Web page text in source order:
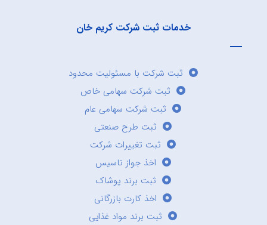
خدمات ثبت شرکت کریم خان
ثبت شرکت با مسئولیت محدود
ثبت شرکت سهامی خاص
ثبت شرکت سهامی عام
ثبت طرح صنعتی
ثبت تغییرات شرکت
اخذ جواز تاسیس
ثبت برند پوشاک
اخذ کارت بازرگانی
ثبت برند مواد غذایی